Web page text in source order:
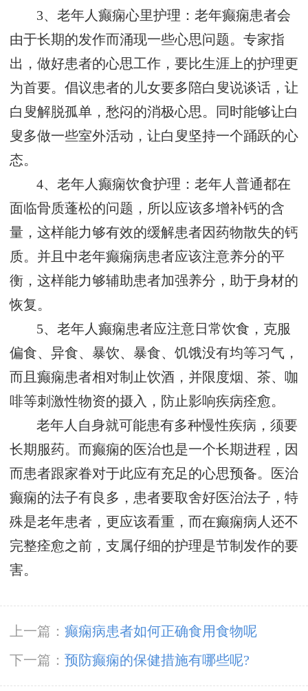
3、老年人癫痫心里护理：老年癫痫患者会
由于长期的发作而涌现一些心思问题。专家指
出，做好患者的心思工作，要比生涯上的护理更
为首要。倡议患者的儿女要多陪白叟说谈话，让
白叟解脱孤单，愁闷的消极心思。同时能够让白
叟多做一些室外活动，让白叟坚持一个踊跃的心
态。
4、老年人癫痫饮食护理：老年人普通都在
面临骨质蓬松的问题，所以应该多增补钙的含
量，这样能力够有效的缓解患者因药物散失的钙
质。并且中老年癫痫病患者应该注意养分的平
衡，这样能力够辅助患者加强养分，助于身材的
恢复。
5、老年人癫痫患者应注意日常饮食，克服
偏食、异食、暴饮、暴食、饥饿没有均等习气，
而且癫痫患者相对制止饮酒，并限度烟、茶、咖
啡等刺激性物资的摄入，防止影响疾病痊愈。
老年人自身就可能患有多种慢性疾病，须要
长期服药。而癫痫的医治也是一个长期进程，因
而患者跟家眷对于此应有充足的心思预备。医治
癫痫的法子有良多，患者要取舍好医治法子，特
殊是老年患者，更应该看重，而在癫痫病人还不
完整痊愈之前，支属仔细的护理是节制发作的要
害。
上一篇： 癫痫病患者如何正确食用食物呢
下一篇： 预防癫痫的保健措施有哪些呢?